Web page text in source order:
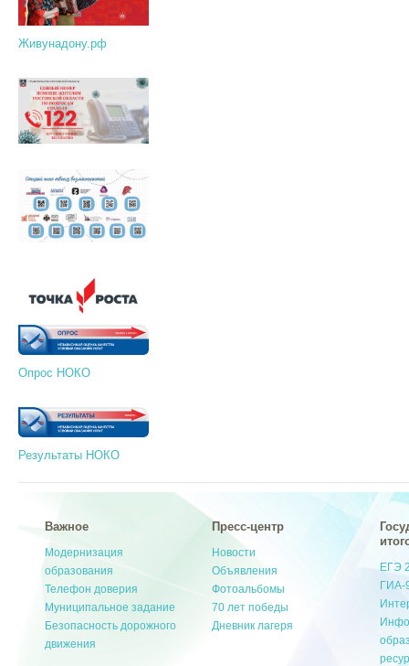
Живунадону.рф
Опрос НОКО
Результаты НОКО
Важное
Модернизация
образования
Телефон доверия
Муниципальное задание
Безопасность дорожного
движения
Пресс-центр
Новости
Объявления
Фотоальбомы
70 лет победы
Дневник лагеря
ЕГЭ
ГИА-